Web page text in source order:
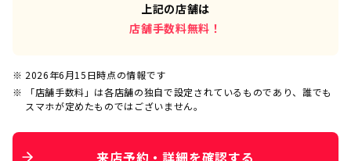
上記の店舗は
店舗手数料無料！
2026年6月15日時点の情報です
「店舗手数料」は各店舗の独自で設定されているものであり、誰でも
スマホが定めたものではございません。
来店予約・詳細を確認する